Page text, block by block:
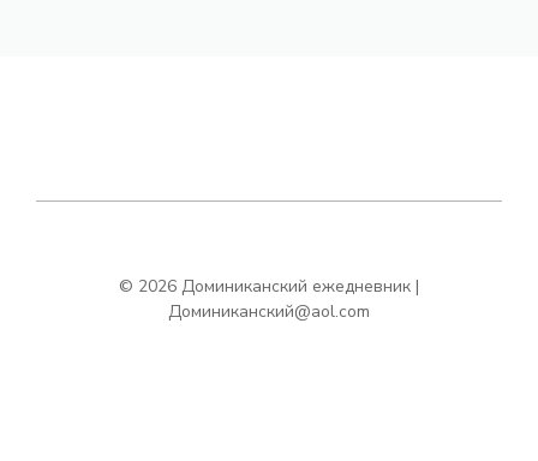
© 2026 Доминиканский ежедневник |
Доминиканский@aol.com